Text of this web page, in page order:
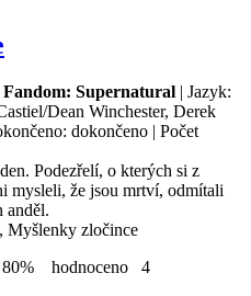
Fandom: Supernatural | Jazyk:
Dean Winchester, Derek
dokončeno | Počet
Podezřelí, o kterých si z
mysleli, že jsou mrtví, odmítali
anděl.
Myšlenky zločince
80% hodnoceno 4